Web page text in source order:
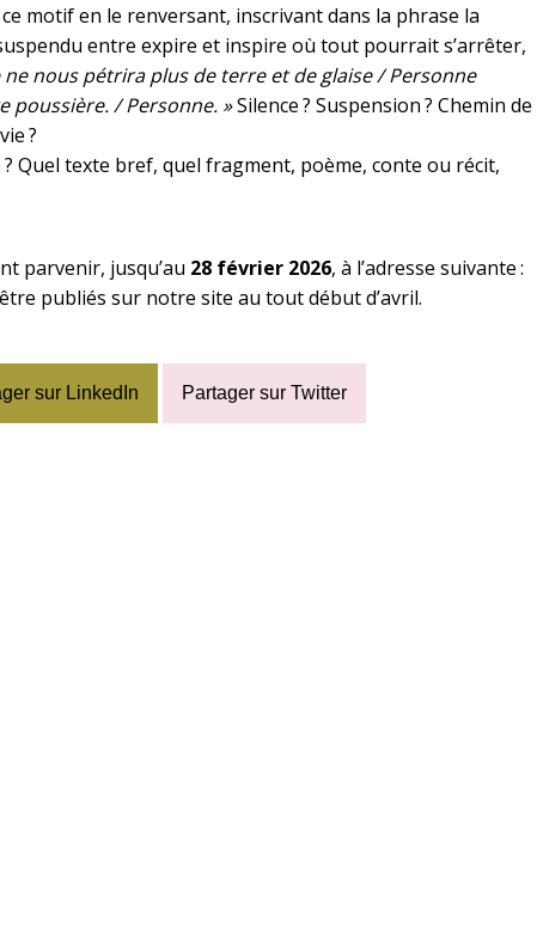
motif en le renversant, inscrivant dans la phrase la
entre expire et inspire où tout pourrait s’arrêter,
ne nous pétrira plus de terre et de glaise / Personne
poussière. / Personne. »Silence ? Suspension ? Chemin de
?
Quel texte bref, quel fragment, poème, conte ou récit,
parvenir, jusqu’au 28 février 2026, à l’adresse suivante :
publiés sur notre site au tout début d’avril.
sur LinkedIn Partager sur Twitter